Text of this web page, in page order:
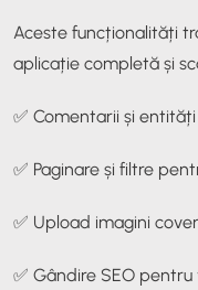
Aceste funcționalități
aplicație completă și
✅ Comentarii și
✅ Paginare și filtre
✅ Upload imagini
✅ Gândire SEO